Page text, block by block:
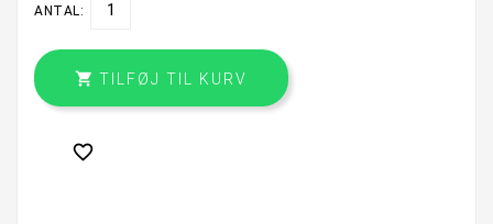
ANTAL:
 TILFØJ TIL KURV
